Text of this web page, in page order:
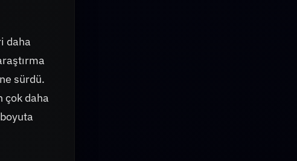
daha
sürdü.
çok daha